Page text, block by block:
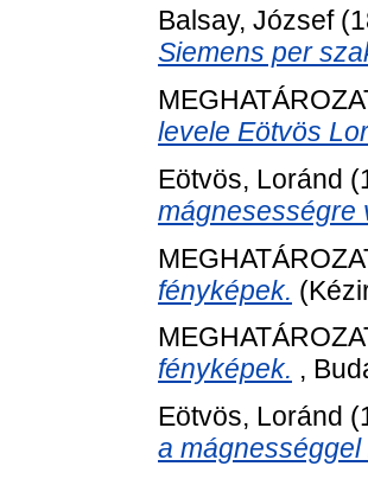
Balsay, József
Siemens per
levele Eötvös
Eötvös, Loránd
mágnesességre
fényképek.
fényképek. ,
Eötvös, Loránd
a